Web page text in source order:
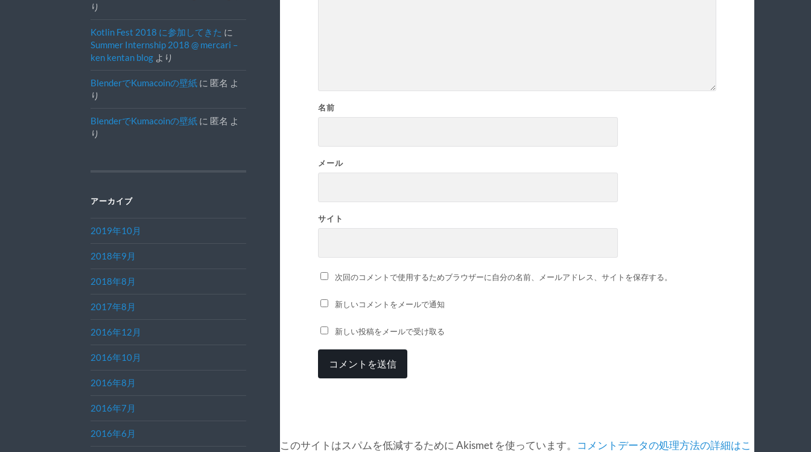
り
Kotlin Fest 2018 に参加してきた に
Summer Internship 2018 @ mercari –
ken kentan blogより
BlenderでKumacoinの壁紙 に 匿名 よ
り
BlenderでKumacoinの壁紙 に 匿名 よ
り
アーカイブ
2019年10月
2018年9月
2018年8月
2017年8月
2016年12月
2016年10月
2016年8月
2016年7月
2016年6月
名前
メール
サイト
次回のコメントで使用するためブラウザーに自分の名前、メールアドレス、サイトを保存する。
新しいコメントをメールで通知
新しい投稿をメールで受け取る
このサイトはスパムを低減するために Akismet を使っています。 コメントデータの処理方法の詳細はこ